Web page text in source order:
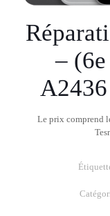
–
Le prix comprend